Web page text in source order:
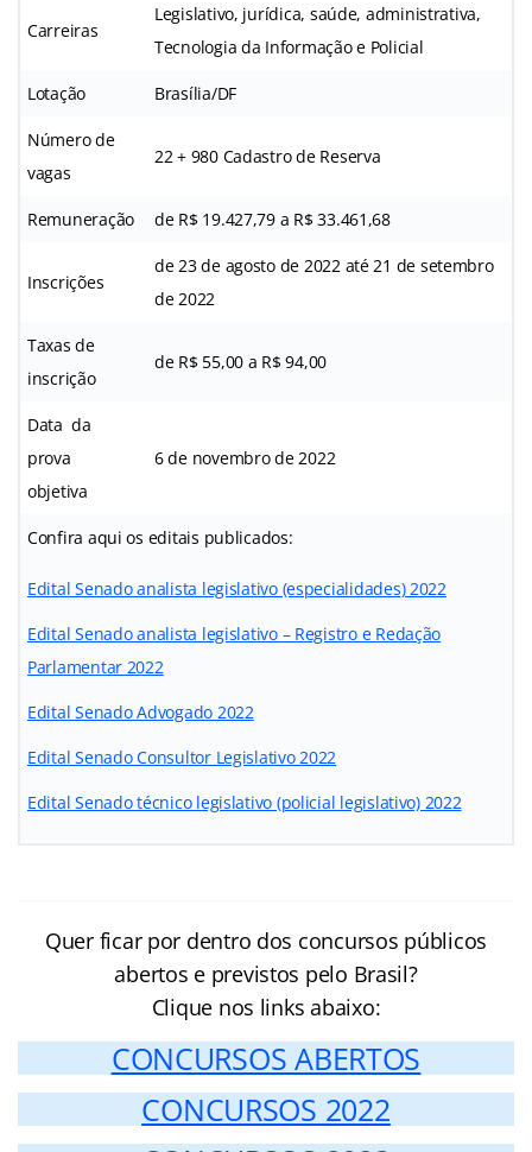
Carreiras
Legislativo, jurídica, saúde, administrativa,
Tecnologia da Informação e Policial
Lotação Brasília/DF
Número de
vagas
22 + 980 Cadastro de Reserva
Remuneração de R$ 19.427,79 a R$ 33.461,68
Inscrições
de 23 de agosto de 2022 até 21 de setembro
de 2022
Taxas de
inscrição
de R$ 55,00 a R$ 94,00
Data da
prova
objetiva
6 de novembro de 2022
Confira aqui os editais publicados:
Edital Senado analista legislativo (especialidades) 2022
Edital Senado analista legislativo – Registro e Redação
Parlamentar 2022
Edital Senado Advogado 2022
Edital Senado Consultor Legislativo 2022
Edital Senado técnico legislativo (policial legislativo) 2022
Quer ficar por dentro dos concursos públicos
abertos e previstos pelo Brasil?
Clique nos links abaixo:
CONCURSOS ABERTOS
CONCURSOS 2022